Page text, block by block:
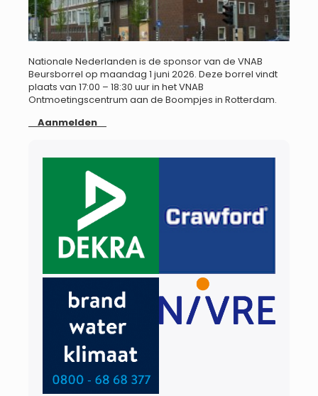
Nationale Nederlanden is de sponsor van de VNAB
Beursborrel op maandag 1 juni 2026. Deze borrel vindt
plaats van 17:00 – 18:30 uur in het VNAB
Ontmoetingscentrum aan de Boompjes in Rotterdam.
Aanmelden